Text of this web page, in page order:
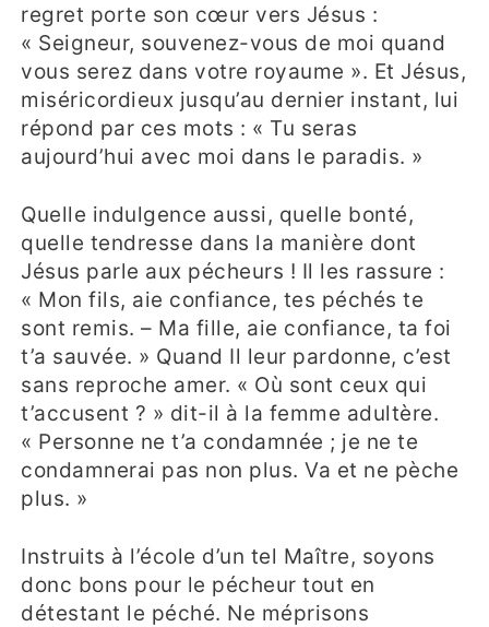
regret porte son cœur vers Jésus :
« Seigneur, souvenez-vous de moi quand
vous serez dans votre royaume ». Et Jésus,
miséricordieux jusqu’au dernier instant, lui
répond par ces mots : « Tu seras
aujourd’hui avec moi dans le paradis. »
Quelle indulgence aussi, quelle bonté,
quelle tendresse dans la manière dont
Jésus parle aux pécheurs ! Il les rassure :
« Mon fils, aie confiance, tes péchés te
sont remis. – Ma fille, aie confiance, ta foi
t’a sauvée. » Quand Il leur pardonne, c’est
sans reproche amer. « Où sont ceux qui
t’accusent ? » dit-il à la femme adultère.
« Personne ne t’a condamnée ; je ne te
condamnerai pas non plus. Va et ne pèche
plus. »
Instruits à l’école d’un tel Maître, soyons
donc bons pour le pécheur tout en
détestant le péché. Ne méprisons